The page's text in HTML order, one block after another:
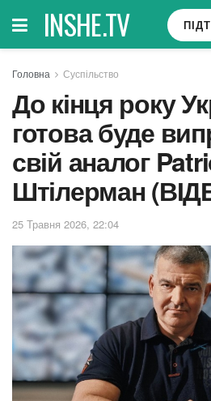
INSHE.TV
Головна Суспільство
До кінця року
готова буде
свій аналог
Штілерман
25 Травня 2026, 22:04